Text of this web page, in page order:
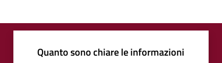
Quanto sono chiare le informazioni